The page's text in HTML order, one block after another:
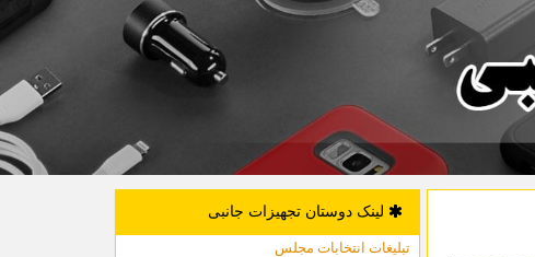
لینک دوستان تجهیزات جانبی
تبلیغات انتخابات مجلس